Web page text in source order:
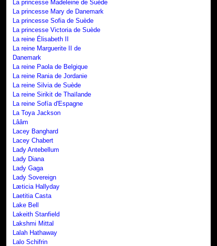
La princesse Madeleine de Suède
La princesse Mary de Danemark
La princesse Sofia de Suède
La princesse Victoria de Suède
La reine Élisabeth II
La reine Marguerite II de
Danemark
La reine Paola de Belgique
La reine Rania de Jordanie
La reine Silvia de Suède
La reine Sirikit de Thaïlande
La reine Sofía d'Espagne
La Toya Jackson
Lââm
Lacey Banghard
Lacey Chabert
Lady Antebellum
Lady Diana
Lady Gaga
Lady Sovereign
Læticia Hallyday
Laetitia Casta
Lake Bell
Lakeith Stanfield
Lakshmi Mittal
Lalah Hathaway
Lalo Schifrin